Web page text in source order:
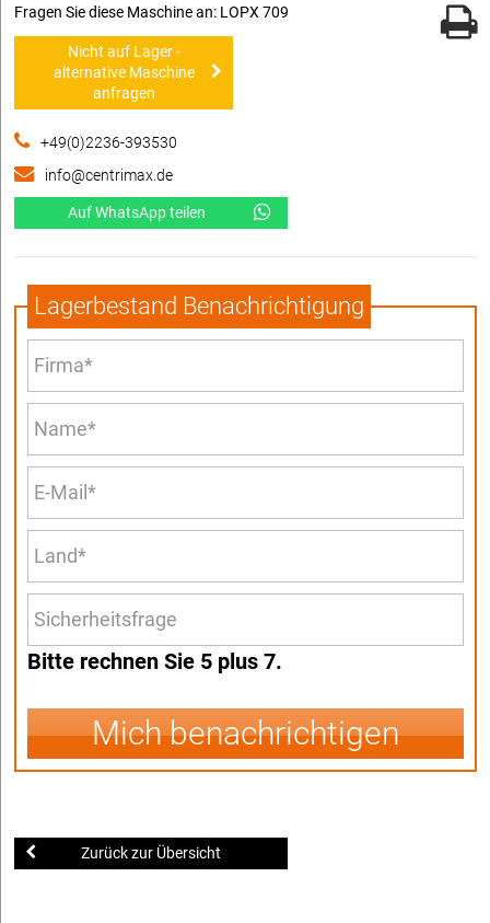
Fragen Sie diese Maschine an: LOPX 709
Nicht auf Lager -
alternative Maschine
anfragen
+49(0)2236-393530
info@centrimax.de
Auf WhatsApp teilen
Lagerbestand Benachrichtigung
Bitte rechnen Sie 5 plus 7.
Mich benachrichtigen
Zurück zur Übersicht